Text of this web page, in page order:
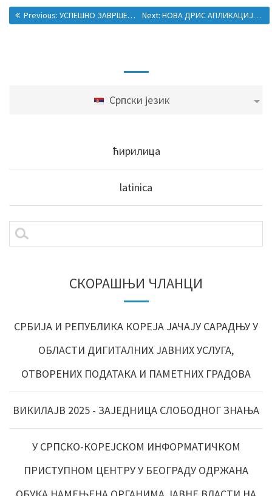
Previous: УСПЕШНО ЗАВРШЕНА ДРУГА БЕСПЛАТНА ЛЕТЊА ШКОЛА Next: НОВА ДРИС АПЛИКАЦИЈА ОМОГУЋИЋЕ БОЉЕ РЕАГОВАЊЕ У ВАНРЕДНИМ СИТУАЦИЈАМА
Српски језик
ћирилица
latinica
СКОРАШЊИ ЧЛАНЦИ
СРБИЈА И РЕПУБЛИКА КОРЕЈА ЈАЧАЈУ САРАДЊУ У
ОБЛАСТИ ДИГИТАЛНИХ ЈАВНИХ УСЛУГА,
ОТВОРЕНИХ ПОДАТАКА И ПАМЕТНИХ ГРАДОВА
ВИКИЛАЈВ 2025 - ЗАЈЕДНИЦА СЛОБОДНОГ ЗНАЊА
У СРПСКО-КОРЕЈСКОМ ИНФОРМАТИЧКОМ
ПРИСТУПНОМ ЦЕНТРУ У БЕОГРАДУ ОДРЖАНА